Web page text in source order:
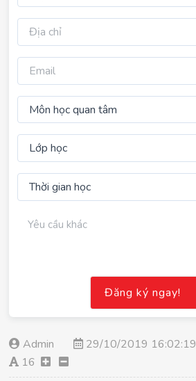
Admin 29/10/2019 16:02:19
16
Đăng ký ngay!